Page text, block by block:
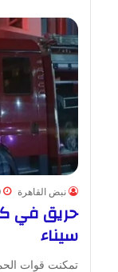
نبض القاهرة
حريق في
سيناء
تمكنت قوات